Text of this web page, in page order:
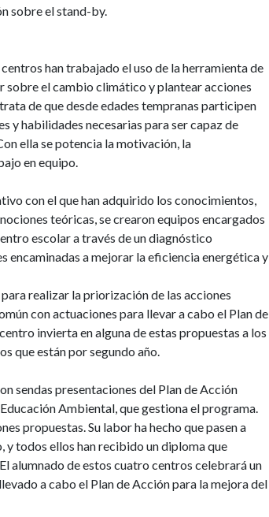
sobre el stand-by.
han trabajado el uso de la herramienta de
sobre el cambio climático y plantear acciones
de que desde edades tempranas participen
y habilidades necesarias para ser capaz de
ella se potencia la motivación, la
en equipo.
con el que han adquirido los conocimientos,
teóricas, se crearon equipos encargados
escolar a través de un diagnóstico
encaminadas a mejorar la eficiencia energética y
realizar la priorización de las acciones
con actuaciones para llevar a cabo el Plan de
invierta en alguna de estas propuestas a los
que están por segundo año.
sendas presentaciones del Plan de Acción
Ambiental, que gestiona el programa.
propuestas. Su labor ha hecho que pasen a
todos ellos han recibido un diploma que
alumnado de estos cuatro centros celebrará un
a cabo el Plan de Acción para la mejora del